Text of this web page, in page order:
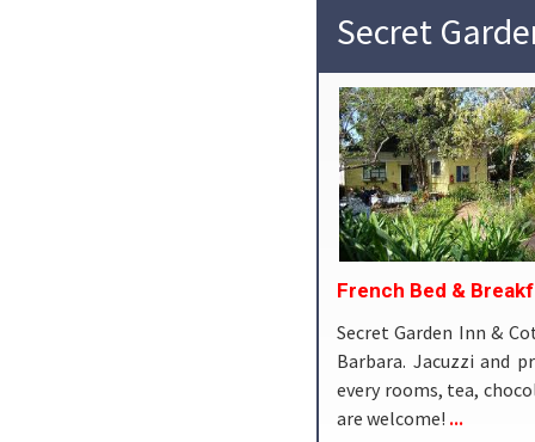
Secret
French Bed &
Secret Garden Inn &
Barbara. Jacuzzi and
every rooms, tea,
are welcome! ...